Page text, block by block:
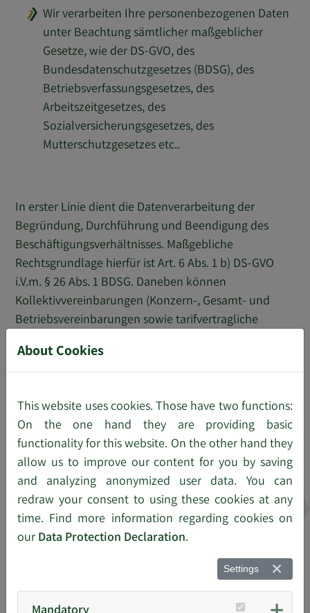
Wir verarbeiten Ihre personenbezogenen Daten
unter Beachtung sämtlicher maßgeblicher
Gesetze, wie der DS-GVO, des
Bundesdatenschutzgesetzes (BDSG), des
Betriebsverfassungsgesetzes, des
Arbeitszeitgesetzes, des
Sozialversicherungsgesetzes, des
Mutterschutzgesetzes etc..
In erster Linie dient die Datenverarbeitung der
Begründung, Durchführung und Beendigung des
Beschäftigungsverhältnisses. Maßgebliche
Rechtsgrundlage hierfür ist Art. 6 Abs. 1 b) DS-GVO
i.V.m. § 26 Abs. 1 BDSG. Daneben können
Kollektivvereinbarungen (Konzern-, Gesamt- und
Betriebsvereinbarungen sowie tarifvertragliche
DS-GVO i.V.m. § 26 Abs. 4 BDSG sowie ggf. Ihre
gesonderten Einwilligungen gem. Art. 6 Abs. 1 a), 7
Videoaufnahmen) als datenschutzrecht-liche
Erlaubnisvorschrift herangezogen werden.
Ihre Daten verarbeiten wir auch, um unsere
rechtlichen Pflichten als Arbeitgeber insbesondere im
Bereich des Steuer- und Sozialversicherungsrechts
erfüllen zu können. Dies erfolgt auf Grundlage von
Art. 6 Abs. 1 c) DS-GVO i.V.m. § 26 BDSG.
Soweit erforderlich verarbeiten wir Ihre Daten zudem
auf Grundlage von Art. 6 Abs. 1 f) DS-GVO, um
berechtigte Interessen von uns oder von Dritten (z.B.
About Cookies
This website uses cookies. Those have two functions:
On the one hand they are providing basic
functionality for this website. On the other hand they
allow us to improve our content for you by saving
and analyzing anonymized user data. You can
redraw your consent to using these cookies at any
time. Find more information regarding cookies on
our Data Protection Declaration.
Settings
Mandatory